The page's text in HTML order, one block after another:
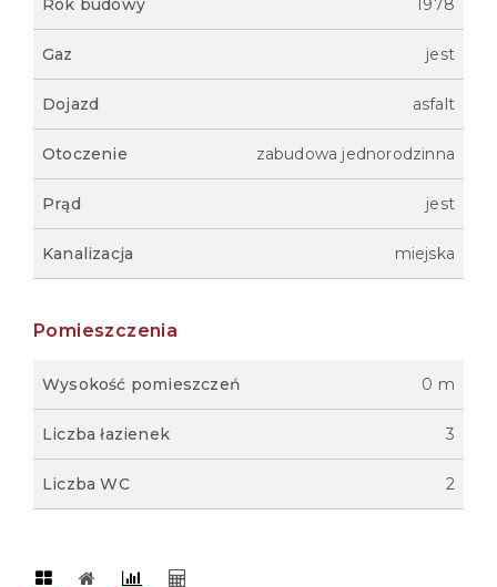
Rok budowy 1978
Gaz jest
Dojazd asfalt
Otoczenie zabudowa jednorodzinna
Prąd jest
Kanalizacja miejska
Pomieszczenia
Wysokość pomieszczeń 0 m
Liczba łazienek 3
Liczba WC 2